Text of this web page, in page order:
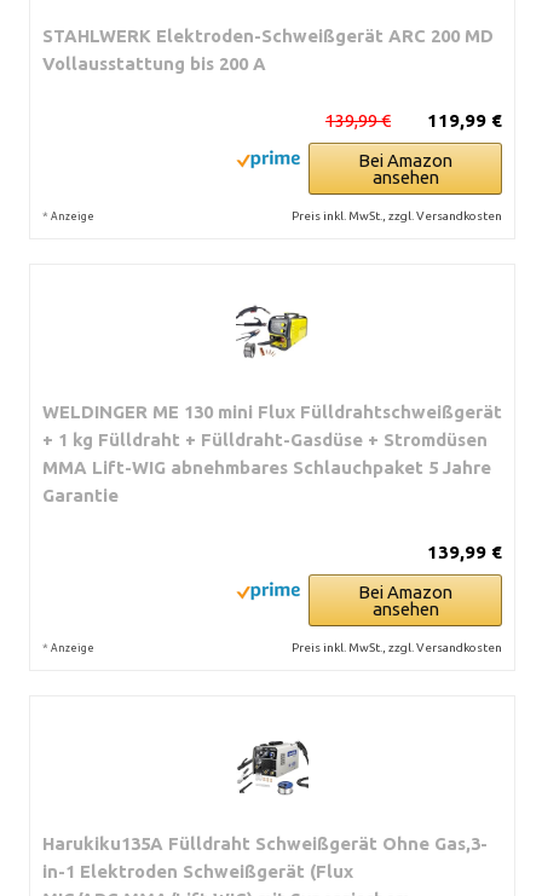
STAHLWERK Elektroden-Schweißgerät ARC 200 MD
Vollausstattung bis 200 A
119,99 €
139,99 €
Bei Amazon
ansehen
* Anzeige Preis inkl. MwSt., zzgl. Versandkosten
WELDINGER ME 130 mini Flux Fülldrahtschweißgerät
+ 1 kg Fülldraht + Fülldraht-Gasdüse + Stromdüsen
MMA Lift-WIG abnehmbares Schlauchpaket 5 Jahre
Garantie
139,99 €
Bei Amazon
ansehen
* Anzeige Preis inkl. MwSt., zzgl. Versandkosten
Harukiku135A Fülldraht Schweißgerät Ohne Gas,3-
in-1 Elektroden Schweißgerät (Flux